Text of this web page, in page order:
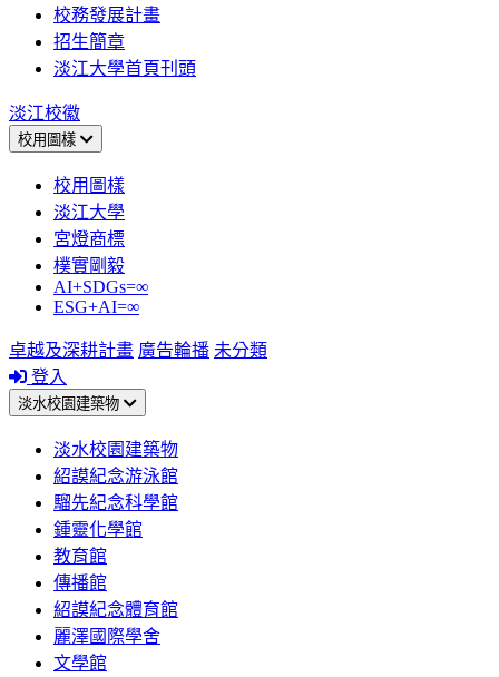
校務發展計畫
招生簡章
淡江大學首頁刊頭
淡江校徽
校用圖樣
校用圖樣
淡江大學
宮燈商標
樸實剛毅
AI+SDGs=∞
ESG+AI=∞
卓越及深耕計畫 廣告輪播 未分類
登入
淡水校園建築物
淡水校園建築物
紹謨紀念游泳館
騮先紀念科學館
鍾靈化學館
教育館
傳播館
紹謨紀念體育館
麗澤國際學舍
文學館